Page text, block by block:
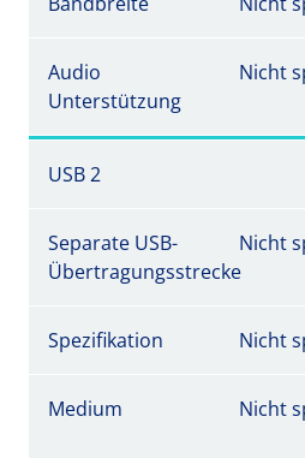
Audio
Unterstützung
Nicht
USB 2
Separate USB-
Übertragungsstrecke
Nicht
Spezifikation Nicht
Medium Nicht